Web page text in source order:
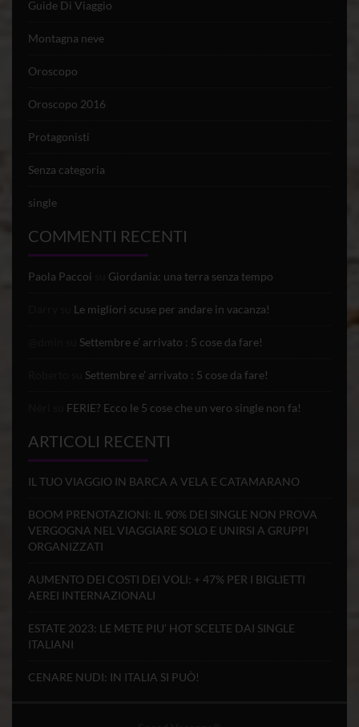
Guide Di Viaggio
Montagna neve
Oroscopo
Oroscopo 2016
Protagonisti
Senza categoria
single
COMMENTI RECENTI
Paola Paccoi Giordania: una terra senza tempo
Le migliori scuse per andare in vacanza!
Settembre e’ arrivato : 5 cose da fare!
Settembre e’ arrivato : 5 cose da fare!
FERIE? Ecco le 5 cose che un vero single non fa!
ARTICOLI RECENTI
IL TUO VIAGGIO IN BARCA A VELA E CATAMARANO
BOOM PRENOTAZIONI: IL 90% DEI SINGLE NON PROVA
VERGOGNA NEL VIAGGIARE SOLO E UNIRSI A GRUPPI
ORGANIZZATI
AUMENTO DEI COSTI DEI VOLI: + 47% PER I BIGLIETTI
AEREI INTERNAZIONALI
ESTATE 2023: LE METE PIU’ HOT SCELTE DAI SINGLE
ITALIANI
CENARE NUDI: IN ITALIA SI PUÒ!